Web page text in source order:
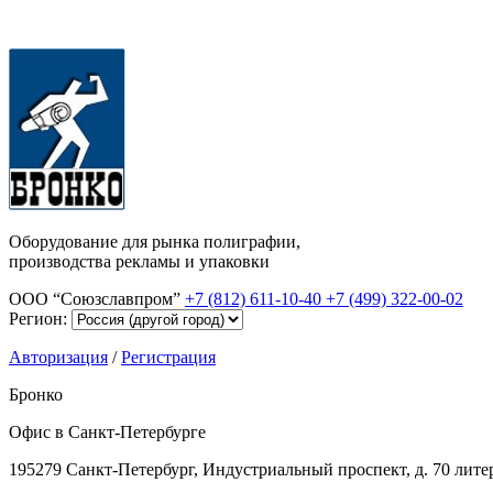
Оборудование для рынка полиграфии,
производства рекламы и упаковки
ООО “Союзславпром” +7 (812) 611-10-40 +7 (499) 322-00-02
Регион:
Авторизация /Регистрация
Бронко
Офис в Санкт-Петербурге
195279 Санкт-Петербург, Индустриальный проспект, д. 70